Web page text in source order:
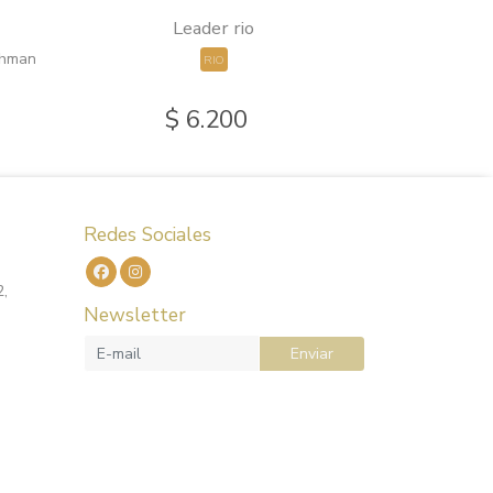
Leader rio
RIO
$ 6.200
Redes Sociales
Newsletter
Enviar